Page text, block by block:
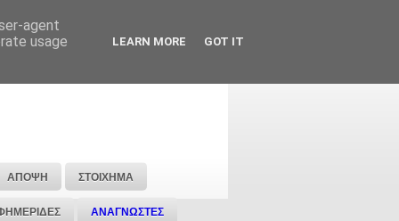
ΑΠΟΨΗ ΣΤΟΙΧΗΜΑ
ΑΝΑΓΝΩΣΤΕΣ
agent
usage
LEARN MORE GOT IT